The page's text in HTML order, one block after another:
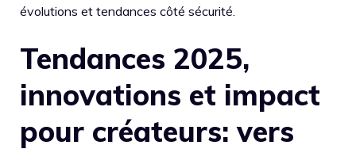
évolutions et tendances côté sécurité.
Tendances 2025,
innovations et impact
pour créateurs: vers